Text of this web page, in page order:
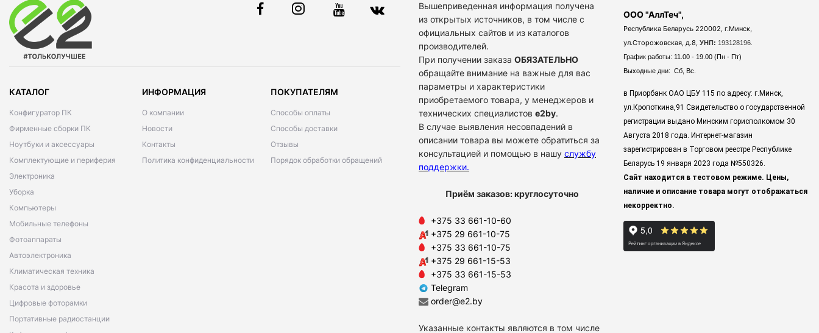
КАТАЛОГ
Конфигуратор ПК
Фирменные сборки ПК
Ноутбуки и аксессуары
Комплектующие и периферия
Электроника
Уборка
Компьютеры
Мобильные телефоны
Фотоаппараты
Автоэлектроника
Климатическая техника
Красота и здоровье
Цифровые фоторамки
Портативные радиостанции
ИНФОРМАЦИЯ
О компании
Новости
Контакты
Политика конфиденциальности
ПОКУПАТЕЛЯМ
Способы оплаты
Способы доставки
Отзывы
Порядок обработки обращений
Вышеприведенная информация получена
из открытых источников, в том числе с
официальных сайтов и из каталогов
производителей.
При получении заказа ОБЯЗАТЕЛЬНО
обращайте внимание на важные для вас
параметры и характеристики
приобретаемого товара, у менеджеров и
технических специалистов e2by.
В случае выявления несовпадений в
описании товара вы можете обратиться за
консультацией и помощью в нашу службу
поддержки.
Приём заказов: круглосуточно
+375 33 661-10-60
+375 29 661-10-75
+375 33 661-10-75
+375 29 661-15-53
+375 33 661-15-53
Telegram
order@e2.by
Указанные контакты являются в том числе
ООО "АллТеч",
Республика Беларусь 220002, г.Минск,
ул.Сторожовская, д.8, УНП: 193128196.
График работы: 11.00 - 19.00 (Пн - Пт)
Выходные дни: Сб, Вс.
в Приорбанк ОАО ЦБУ 115 по адресу: г.Минск,
ул.Кропоткина,91 Свидетельство о государственной
регистрации выдано Минским горисполкомом 30
Августа 2018 года. Интернет-магазин
зарегистрирован в Торговом реестре Республике
Беларусь 19 января 2023 года №550326.
Сайт находится в тестовом режиме. Цены,
наличие и описание товара могут отображаться
некорректно.